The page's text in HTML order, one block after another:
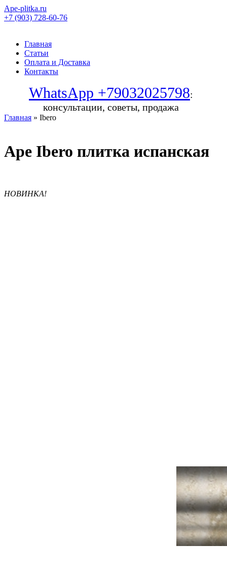
Ape-plitka.ru
+7 (903) 728-60-76
Главная
Статьи
Оплата и Доставка
Контакты
WhatsApp +79032025798:
консультации, советы, продажа
Главная » Ibero
Ape Ibero плитка испанская
НОВИНКА!